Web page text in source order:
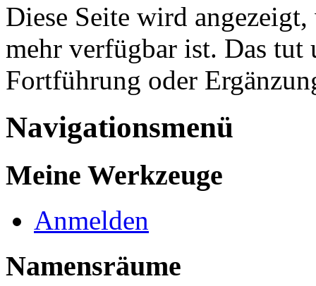
Diese Seite wird
mehr verfügbar ist. Das tut
Fortführung oder
Navigationsmenü
Meine Werkzeuge
Anmelden
Namensräume